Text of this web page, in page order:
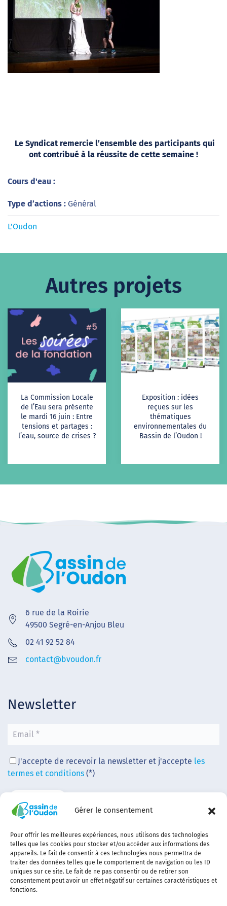
Gérer le consentement
Pour offrir les meilleures expériences, nous utilisons des technologies
telles que les cookies pour stocker et/ou accéder aux informations des
appareils. Le fait de consentir à ces technologies nous permettra de
traiter des données telles que le comportement de navigation ou les ID
uniques sur ce site. Le fait de ne pas consentir ou de retirer son
consentement peut avoir un effet négatif sur certaines caractéristiques et
fonctions.
Le Syndicat remercie l’ensemble des participants qui
ont contribué à la réussite de cette semaine !
Cours d'eau :
Type d’actions : Général
L’Oudon
Autres projets
La Commission Locale
de l’Eau sera présente
le mardi 16 juin : Entre
tensions et partages :
l’eau, source de crises ?
Exposition : idées
reçues sur les
thématiques
environnementales du
Bassin de l’Oudon !
6 rue de la Roirie
49500 Segré-en-Anjou Bleu
02 41 92 52 84
contact@bvoudon.fr
Newsletter
J'accepte de recevoir la newsletter et j'accepte les
termes et conditions (*)